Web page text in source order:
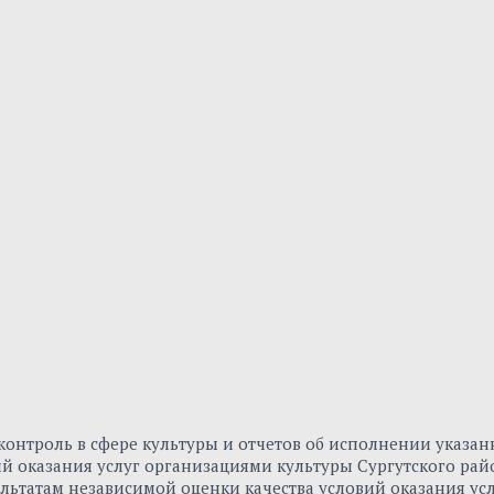
в сфере культуры и отчетов об исполнении
оказания услуг организациями культуры Сургутского
независимой оценки качества условий оказания